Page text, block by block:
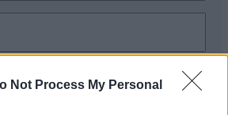
Not Process My Personal
τους κανόνες σχολιασμού